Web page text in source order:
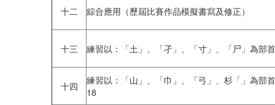
十二 綜合應用（歷屆比賽作品模擬書寫及修正）
十三 練習以：「土」、「孑」、「寸」、「尸」為部
十四
練習以：「山」、「巾」、「弓」、杉「」為部
18